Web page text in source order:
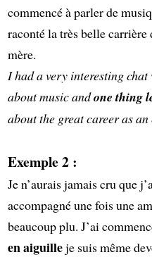
commencé à parler de
raconté la très belle carrière
mère.
I had a very interesting
about music andone thing
about the great career as
Exemple 2 :
Je n’aurais jamais cru que
accompagné une fois une
beaucoup plu. J’ai
en aiguilleje suis même